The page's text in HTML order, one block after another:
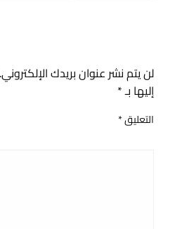
لن يتم نشر عنوان بريدك الإلكتروني.
إليها بـ*
التعليق*